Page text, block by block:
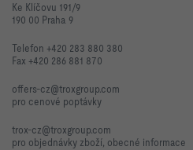
Ke Klíčovu 191/9
190 00 Praha 9
Telefon +420 283 880 380
Fax +420 286 881 870
offers-cz@troxgroup.com
pro cenové poptávky
trox-cz@troxgroup.com
pro objednávky zboží, obecné informace